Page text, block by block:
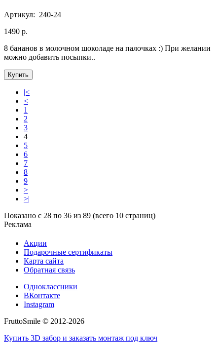
Артикул: 240-24
1490 р.
8 бананов в молочном шоколаде на палочках :) При желании
можно добавить посыпки..
Купить
|<
<
1
2
3
4
5
6
7
8
9
>
>|
Показано с 28 по 36 из 89 (всего 10 страниц)
Реклама
Акции
Подарочные сертификаты
Карта сайта
Обратная связь
Одноклассники
ВКонтакте
Instagram
FruttoSmile © 2012-2026
Купить 3D забор и заказать монтаж под ключ